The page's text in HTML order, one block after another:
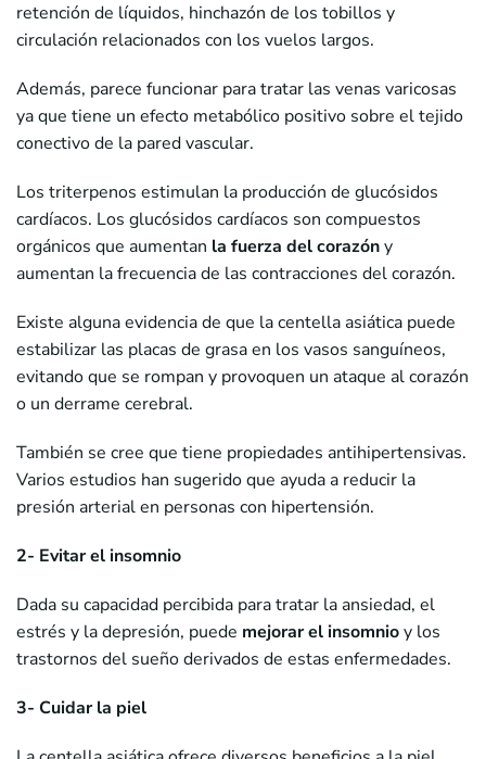
retención de líquidos, hinchazón de los tobillos y
circulación relacionados con los vuelos largos.
Además, parece funcionar para tratar las venas varicosas
ya que tiene un efecto metabólico positivo sobre el tejido
conectivo de la pared vascular.
Los triterpenos estimulan la producción de glucósidos
cardíacos. Los glucósidos cardíacos son compuestos
orgánicos que aumentan la fuerza del corazóny
aumentan la frecuencia de las contracciones del corazón.
Existe alguna evidencia de que la centella asiática puede
estabilizar las placas de grasa en los vasos sanguíneos,
evitando que se rompan y provoquen un ataque al corazón
o un derrame cerebral.
También se cree que tiene propiedades antihipertensivas.
Varios estudios han sugerido que ayuda a reducir la
presión arterial en personas con hipertensión.
2- Evitar el insomnio
Dada su capacidad percibida para tratar la ansiedad, el
estrés y la depresión, puede mejorar el insomnioy los
trastornos del sueño derivados de estas enfermedades.
3- Cuidar la piel